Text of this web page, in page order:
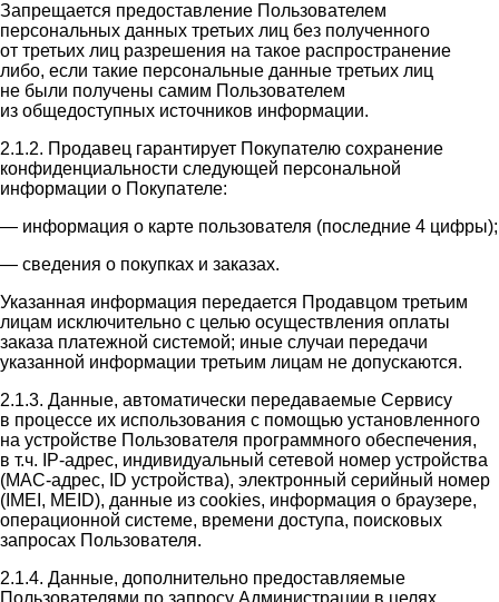
Запрещается предоставление Пользователем
персональных данных третьих лиц без полученного
от третьих лиц разрешения на такое распространение
либо, если такие персональные данные третьих лиц
не были получены самим Пользователем
из общедоступных источников информации.
2.1.2. Продавец гарантирует Покупателю сохранение
конфиденциальности следующей персональной
информации о Покупателе:
— информация о карте пользователя (последние 4 цифры);
— сведения о покупках и заказах.
Указанная информация передается Продавцом третьим
лицам исключительно с целью осуществления оплаты
заказа платежной системой; иные случаи передачи
указанной информации третьим лицам не допускаются.
2.1.3. Данные, автоматически передаваемые Сервису
в процессе их использования с помощью установленного
на устройстве Пользователя программного обеспечения,
в т.ч. IP-адрес, индивидуальный сетевой номер устройства
(MAC-адрес, ID устройства), электронный серийный номер
(IMEI, MEID), данные из cookies, информация о браузере,
операционной системе, времени доступа, поисковых
запросах Пользователя.
2.1.4. Данные, дополнительно предоставляемые